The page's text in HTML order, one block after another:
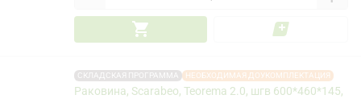
СКЛАДСКАЯ ПРОГРАММА НЕОБХОДИМАЯ ДОУКОМПЛЕКТАЦИЯ
Раковина, Scarabeo, Teorema 2.0, шгв 600*460*145,